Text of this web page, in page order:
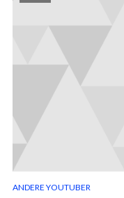
ANDERE YOUTUBER